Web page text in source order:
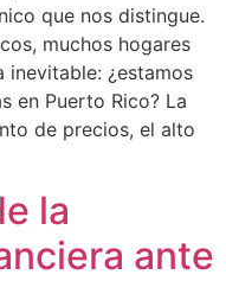
que nos distingue.
muchos hogares
inevitable: ¿estamos
en Puerto Rico? La
de precios, el alto
la
ante